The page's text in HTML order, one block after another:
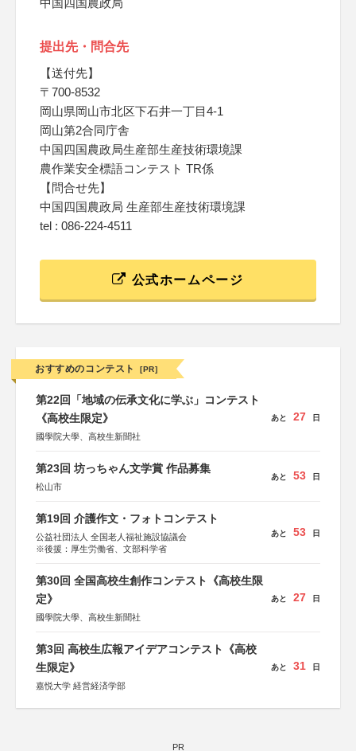
中国四国農政局
提出先・問合先
【送付先】
〒700-8532
岡山県岡山市北区下石井一丁目4-1
岡山第2合同庁舎
中国四国農政局生産部生産技術環境課
農作業安全標語コンテスト TR係
【問合せ先】
中国四国農政局 生産部生産技術環境課
tel : 086-224-4511
公式ホームページ
おすすめのコンテスト [PR]
第22回「地域の伝承文化に学ぶ」コンテスト
《高校生限定》
國學院大學、高校生新聞社
あと 27 日
第23回 坊っちゃん文学賞 作品募集
松山市
あと 53 日
第19回 介護作文・フォトコンテスト
公益社団法人 全国老人福祉施設協議会
※後援：厚生労働省、文部科学省
あと 53 日
第30回 全国高校生創作コンテスト《高校生限
定》
國學院大學、高校生新聞社
あと 27 日
第3回 高校生広報アイデアコンテスト《高校
生限定》
嘉悦大学 経営経済学部
あと 31 日
PR